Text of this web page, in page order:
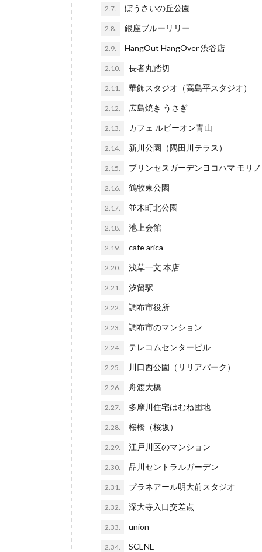
2.7. ぼうさいの丘公園
2.8. 銀座ブルーリリー
2.9. HangOut HangOver 渋谷店
2.10. 長者丸踏切
2.11. 華飾スタジオ（高島平スタジオ）
2.12. 広島焼き うさぎ
2.13. カフェ ルビーオン青山
2.14. 新川公園（隅田川テラス）
2.15. プリンセスガーデンヨコハマ モリ
2.16. 鶴牧東公園
2.17. 並木町北公園
2.18. 池上会館
2.19. cafe arica
2.20. 浅草一文 本店
2.21. 汐留駅
2.22. 調布市役所
2.23. 調布市のマンション
2.24. テレコムセンタービル
2.25. 川口西公園（リリアパーク）
2.26. 舟渡大橋
2.27. 多摩川住宅はむね団地
2.28. 桜橋（桜坂）
2.29. 江戸川区のマンション
2.30. 品川セントラルガーデン
2.31. プラネアール明大前スタジオ
2.32. 深大寺入口交差点
2.33. union
2.34. SCENE